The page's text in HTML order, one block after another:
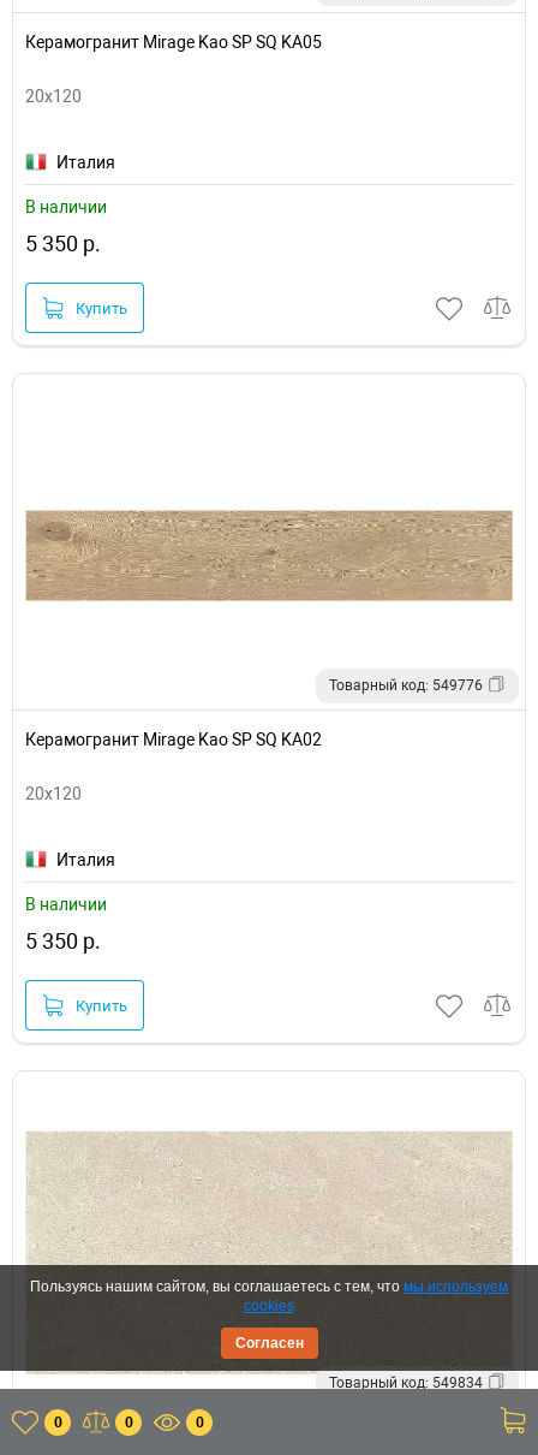
Керамогранит Mirage Kao SP SQ KA05
20x120
Италия
В наличии
5 350 р.
Купить
Товарный код: 549776
Керамогранит Mirage Kao SP SQ KA02
20x120
Италия
В наличии
5 350 р.
Купить
Товарный код: 549834
Керамогранит Mirage Motley NAT SQ MT02
0 0 0
Пользуясь нашим сайтом, вы соглашаетесь с тем, что мы используем
cookies
Согласен